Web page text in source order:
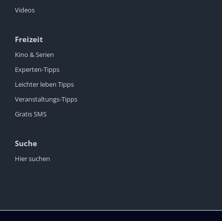
Videos
Freizeit
Kino & Serien
Experten-Tipps
Leichter leben Tipps
Veranstaltungs-Tipps
Gratis SMS
Suche
Hier suchen